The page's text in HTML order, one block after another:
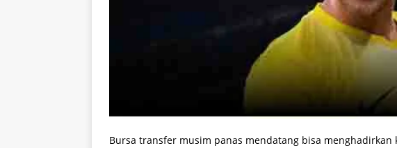
Bursa transfer musim panas mendatang bisa